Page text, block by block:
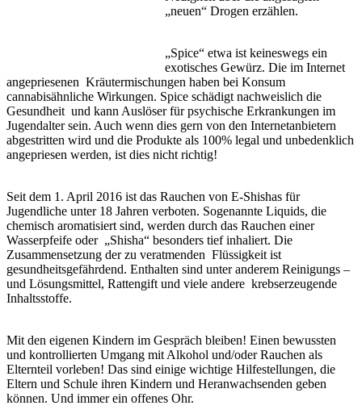
„neuen“ Drogen erzählen.
„Spice“ etwa ist keineswegs ein
exotisches Gewürz. Die im Internet
angepriesenen Kräutermischungen haben bei Konsum
cannabisähnliche Wirkungen. Spice schädigt nachweislich die
Gesundheit und kann Auslöser für psychische Erkrankungen im
Jugendalter sein. Auch wenn dies gern von den Internetanbietern
abgestritten wird und die Produkte als 100% legal und unbedenklich
angepriesen werden, ist dies nicht richtig!
Seit dem 1. April 2016 ist das Rauchen von E-Shishas für
Jugendliche unter 18 Jahren verboten. Sogenannte Liquids, die
chemisch aromatisiert sind, werden durch das Rauchen einer
Wasserpfeife oder „Shisha“ besonders tief inhaliert. Die
Zusammensetzung der zu veratmenden Flüssigkeit ist
gesundheitsgefährdend. Enthalten sind unter anderem Reinigungs –
und Lösungsmittel, Rattengift und viele andere krebserzeugende
Inhaltsstoffe.
Mit den eigenen Kindern im Gespräch bleiben! Einen bewussten
und kontrollierten Umgang mit Alkohol und/oder Rauchen als
Elternteil vorleben! Das sind einige wichtige Hilfestellungen, die
Eltern und Schule ihren Kindern und Heranwachsenden geben
können. Und immer ein offenes Ohr.